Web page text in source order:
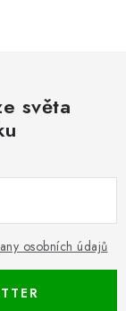
světa
osobních údajů